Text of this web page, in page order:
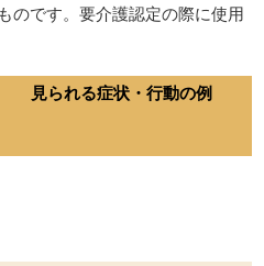
のです。要介護認定の際に使用
見られる症状・行動の例